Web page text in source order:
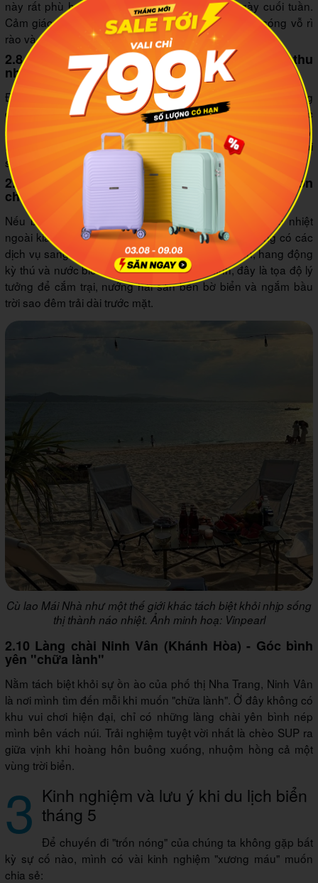
này rất phù hợp cho những chuyến đi ngắn ngày cuối tuần.
Cảm giác ngồi trên những tảng đá lớn, nghe tiếng sóng vỗ rì
rào và đón gió biển lồng lộng thực sự rất thư giãn.
2.8 Biển Quỳnh Lập (Nghệ An) - "Nha Trang" thu
nhỏ của xứ Nghệ
Đây là một "viên ngọc thô" mà mình mới khám phá ra trong
chuyến du lịch gần đây. Biển Quỳnh Lập sở hữu làn nước
xanh ngắt và dải cát vàng óng ả. Điều mình thích nhất ở đây
là sự vắng vẻ, tĩnh lặng, chưa bị thương mại hóa nhiều nên hải
sản vừa tươi vừa có mức giá "rẻ giật mình".
2.9 Cù lao Mái Nhà (Phú Yên cũ) - Đảo Robinson
cho tâm hồn tự do
Nếu bạn muốn thực sự "ngắt kết nối" với thế giới náo nhiệt
ngoài kia, hãy đến vớiCù lao Mái Nhà. Nơi đây không có các
dịch vụ sang chảnh, chỉ có những bãi đá tự nhiên, hang động
kỳ thú và nước biển xanh như ngọc. Với mình, đây là tọa độ lý
tưởng để cắm trại, nướng hải sản bên bờ biển và ngắm bầu
trời sao đêm trải dài trước mặt.
Cù lao Mái Nhà như một thế giới khác tách biệt khỏi nhịp sống
thị thành náo nhiệt. Ảnh minh hoạ: Vinpearl
2.10 Làng chài Ninh Vân (Khánh Hòa) - Góc bình
yên "chữa lành"
Nằm tách biệt khỏi sự ồn ào của phố thị Nha Trang, Ninh Vân
là nơi mình tìm đến mỗi khi muốn "chữa lành". Ở đây không có
khu vui chơi hiện đại, chỉ có những làng chài yên bình nép
mình bên vách núi. Trải nghiệm tuyệt vời nhất là chèo SUP ra
giữa vịnh khi hoàng hôn buông xuống, nhuộm hồng cả một
vùng trời biển.
3 Kinh nghiệm và lưu ý khi du lịch biển
tháng 5
Để chuyến đi "trốn nóng" của chúng ta không gặp bất
kỳ sự cố nào, mình có vài kinh nghiệm "xương máu" muốn
chia sẻ: